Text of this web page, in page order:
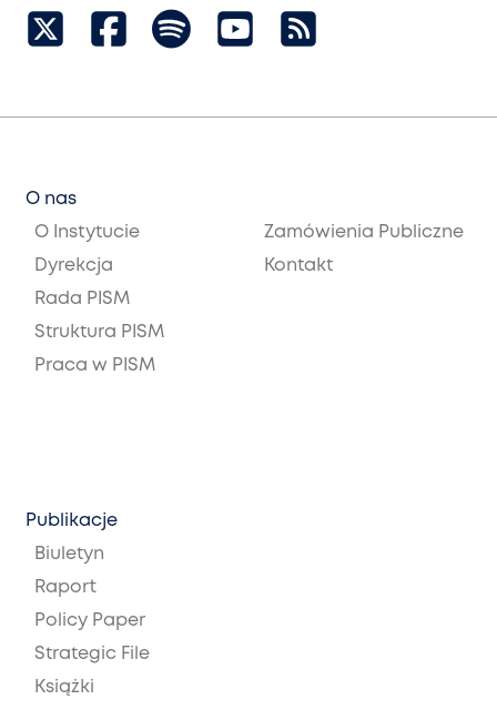
O nas
O Instytucie
Dyrekcja
Rada PISM
Struktura PISM
Praca w PISM
Zamówienia Publiczne
Kontakt
Publikacje
Biuletyn
Raport
Policy Paper
Strategic File
Książki